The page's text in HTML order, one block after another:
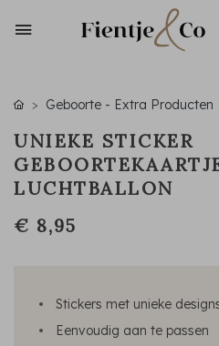
Geboorte - Extra Producten
UNIEKE STICKER
LUCHTBALLON
€ 8,95
Stickers met unieke
Eenvoudig aan te passen